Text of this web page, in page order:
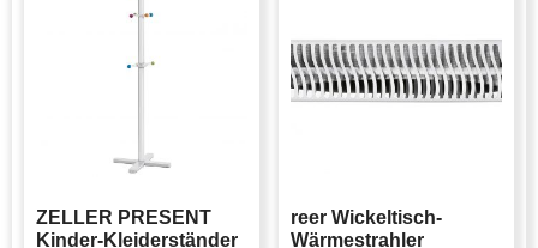
ZELLER PRESENT
Kinder-Kleiderständer
reer Wickeltisch-
Wärmestrahler